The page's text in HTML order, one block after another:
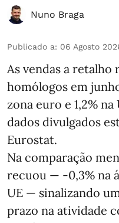
Nuno Braga
Publicado a: 06 Agosto
As vendas a
homólogos em
zona euro e 1,2%
dados divulgados
Eurostat.
Na comparação
recuou — -0,3% na
UE — sinalizando
prazo na atividade